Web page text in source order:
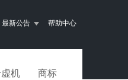
最新公告 帮助中心
机 商标